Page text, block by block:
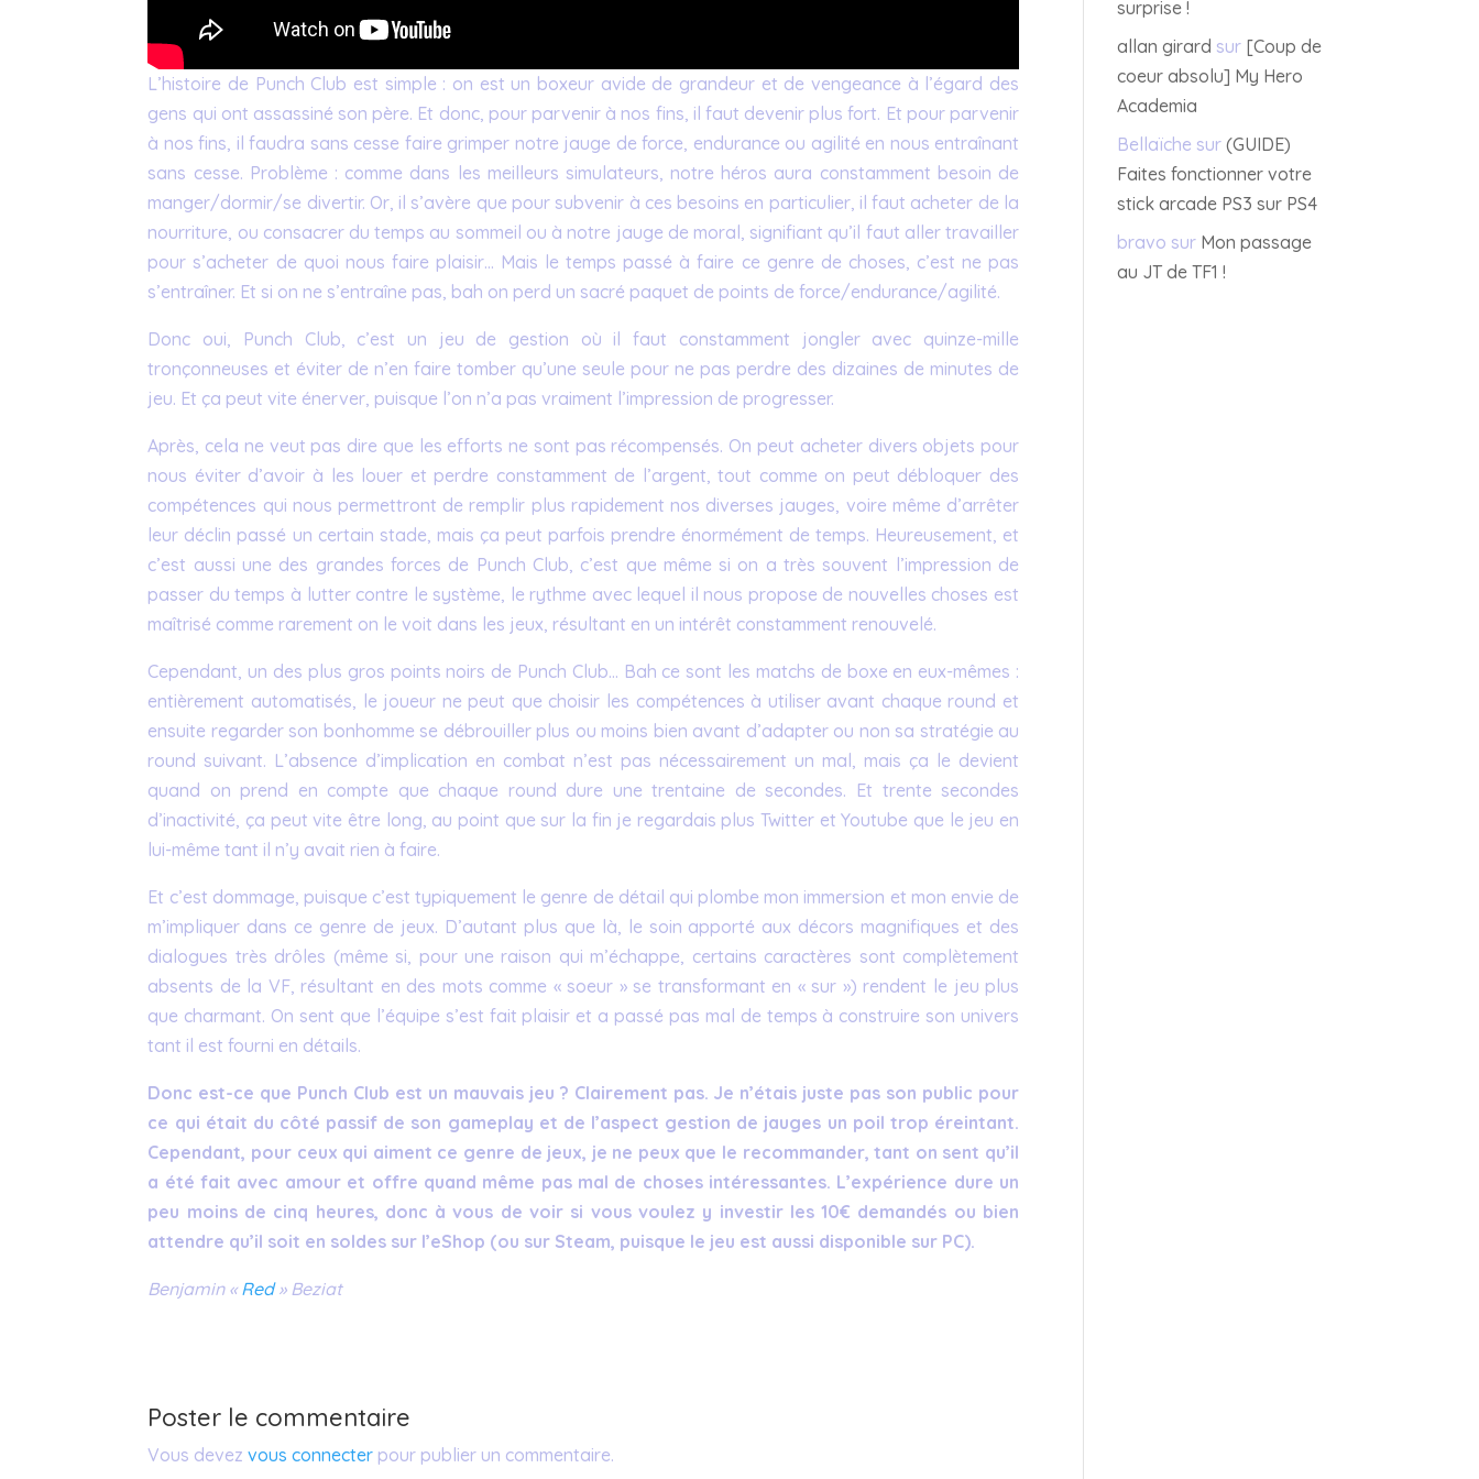
L’histoire de Punch Club est simple : on est un boxeur avide de grandeur et de vengeance à l’égard des
gens qui ont assassiné son père. Et donc, pour parvenir à nos fins, il faut devenir plus fort. Et pour parvenir
à nos fins, il faudra sans cesse faire grimper notre jauge de force, endurance ou agilité en nous entraînant
sans cesse. Problème : comme dans les meilleurs simulateurs, notre héros aura constamment besoin de
manger/dormir/se divertir. Or, il s’avère que pour subvenir à ces besoins en particulier, il faut acheter de la
nourriture, ou consacrer du temps au sommeil ou à notre jauge de moral, signifiant qu’il faut aller travailler
pour s’acheter de quoi nous faire plaisir… Mais le temps passé à faire ce genre de choses, c’est ne pas
s’entraîner. Et si on ne s’entraîne pas, bah on perd un sacré paquet de points de force/endurance/agilité.
Donc oui, Punch Club, c’est un jeu de gestion où il faut constamment jongler avec quinze-mille
tronçonneuses et éviter de n’en faire tomber qu’une seule pour ne pas perdre des dizaines de minutes de
jeu. Et ça peut vite énerver, puisque l’on n’a pas vraiment l’impression de progresser.
Après, cela ne veut pas dire que les efforts ne sont pas récompensés. On peut acheter divers objets pour
nous éviter d’avoir à les louer et perdre constamment de l’argent, tout comme on peut débloquer des
compétences qui nous permettront de remplir plus rapidement nos diverses jauges, voire même d’arrêter
leur déclin passé un certain stade, mais ça peut parfois prendre énormément de temps. Heureusement, et
c’est aussi une des grandes forces de Punch Club, c’est que même si on a très souvent l’impression de
passer du temps à lutter contre le système, le rythme avec lequel il nous propose de nouvelles choses est
maîtrisé comme rarement on le voit dans les jeux, résultant en un intérêt constamment renouvelé.
Cependant, un des plus gros points noirs de Punch Club… Bah ce sont les matchs de boxe en eux-mêmes :
entièrement automatisés, le joueur ne peut que choisir les compétences à utiliser avant chaque round et
ensuite regarder son bonhomme se débrouiller plus ou moins bien avant d’adapter ou non sa stratégie au
round suivant. L’absence d’implication en combat n’est pas nécessairement un mal, mais ça le devient
quand on prend en compte que chaque round dure une trentaine de secondes. Et trente secondes
d’inactivité, ça peut vite être long, au point que sur la fin je regardais plus Twitter et Youtube que le jeu en
lui-même tant il n’y avait rien à faire.
Et c’est dommage, puisque c’est typiquement le genre de détail qui plombe mon immersion et mon envie de
m’impliquer dans ce genre de jeux. D’autant plus que là, le soin apporté aux décors magnifiques et des
dialogues très drôles (même si, pour une raison qui m’échappe, certains caractères sont complètement
absents de la VF, résultant en des mots comme « soeur » se transformant en « sur ») rendent le jeu plus
que charmant. On sent que l’équipe s’est fait plaisir et a passé pas mal de temps à construire son univers
tant il est fourni en détails.
Donc est-ce que Punch Club est un mauvais jeu ? Clairement pas. Je n’étais juste pas son public pour
ce qui était du côté passif de son gameplay et de l’aspect gestion de jauges un poil trop éreintant.
Cependant, pour ceux qui aiment ce genre de jeux, je ne peux que le recommander, tant on sent qu’il
a été fait avec amour et offre quand même pas mal de choses intéressantes. L’expérience dure un
peu moins de cinq heures, donc à vous de voir si vous voulez y investir les 10€ demandés ou bien
attendre qu’il soit en soldes sur l’eShop (ou sur Steam, puisque le jeu est aussi disponible sur PC).
Benjamin « Red» Beziat
Poster le commentaire
Vous devezvous connecter pour publier un commentaire.
surprise !
allan girard sur [Coup de
coeur absolu] My Hero
Academia
Bellaïche sur(GUIDE)
Faites fonctionner votre
stick arcade PS3 sur PS4
bravo sur Mon passage
au JT de TF1 !